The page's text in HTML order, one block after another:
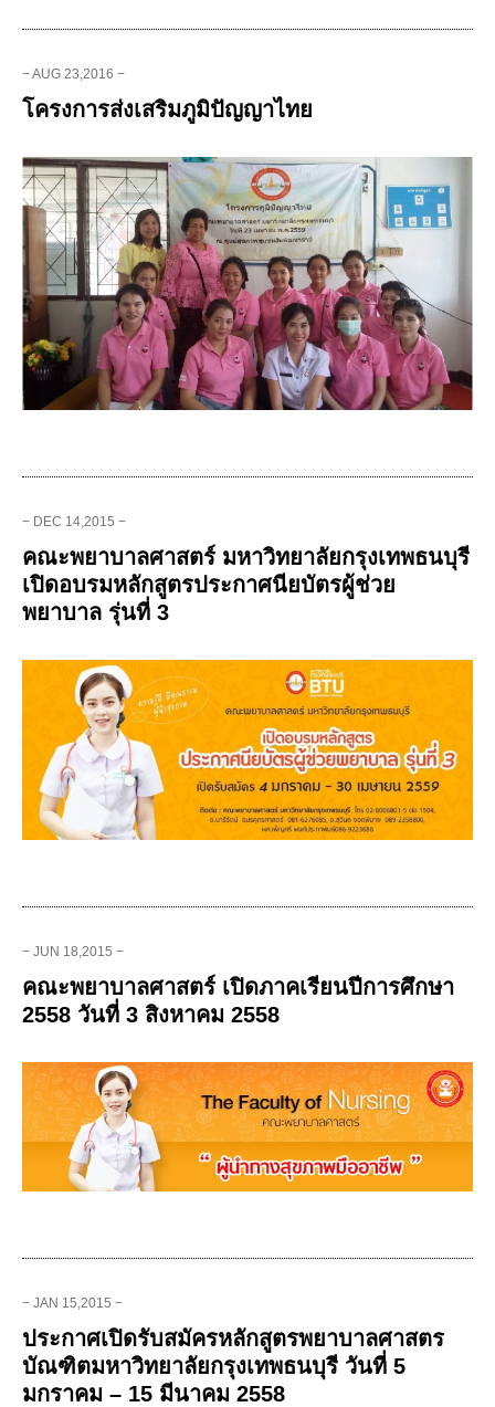
− AUG 23,2016 −
โครงการส่งเสริมภูมิปัญญาไทย
− DEC 14,2015 −
คณะพยาบาลศาสตร์ มหาวิทยาลัยกรุงเทพธนบุรี
เปิดอบรมหลักสูตรประกาศนียบัตรผู้ช่วย
พยาบาล รุ่นที่ 3
− JUN 18,2015 −
คณะพยาบาลศาสตร์ เปิดภาคเรียนปีการศึกษา
2558 วันที่ 3 สิงหาคม 2558
− JAN 15,2015 −
ประกาศเปิดรับสมัครหลักสูตรพยาบาลศาสตร
บัณฑิตมหาวิทยาลัยกรุงเทพธนบุรี วันที่ 5
มกราคม – 15 มีนาคม 2558